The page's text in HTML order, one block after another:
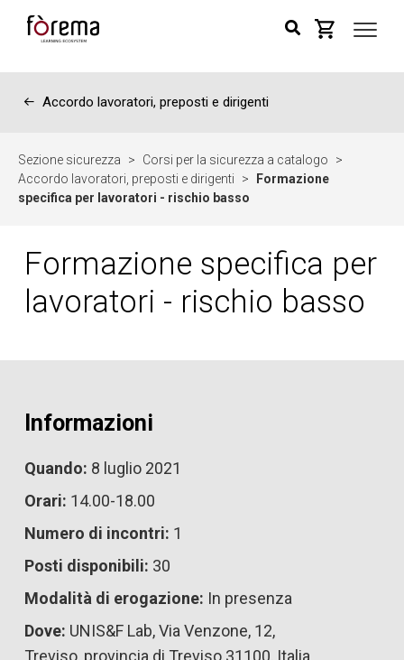
← Accordo lavoratori, preposti e dirigenti
Sezione sicurezza > Corsi per la sicurezza a catalogo
>
Accordo lavoratori, preposti e dirigenti
>
Formazione
specifica per lavoratori - rischio basso
Formazione specifica per
lavoratori - rischio basso
Informazioni
Quando: 8 luglio 2021
Orari: 14.00-18.00
Numero di incontri: 1
Posti disponibili: 30
Modalità di erogazione: In presenza
Dove: UNIS&F Lab, Via Venzone, 12,
Treviso, provincia di Treviso 31100, Italia